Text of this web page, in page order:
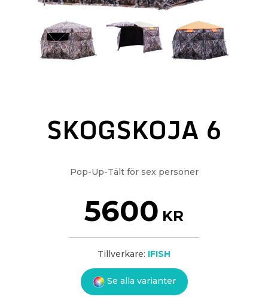
SKOGSKOJA 6
Pop-Up-Tält för sex personer
5600 KR
Tillverkare: IFISH
Se alla varianter